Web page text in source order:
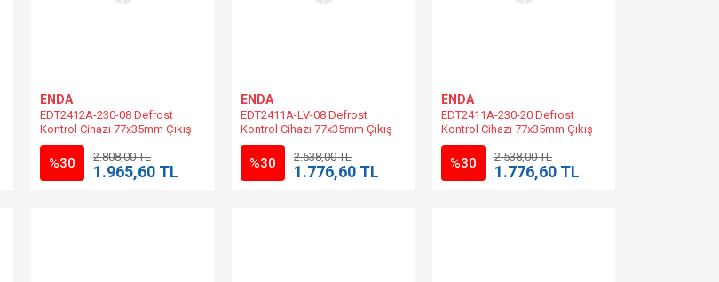
ENDA
EDT2412A-230-08 Defrost
Kontrol Cihazı 77x35mm Çıkış
Kontağı/8A 230V AC +%10 -%20
50/60Hz | EDT2412A-230-R
Muadili.
%30 2.808,00 TL
1.965,60 TL
ENDA
EDT2411A-LV-08 Defrost
Kontrol Cihazı 77x35mm Çıkış
Kontağı/8A 10-30V DC/8-24V AC
| EDT2411A-SM-R Muadili.
%30 2.538,00 TL
1.776,60 TL
ENDA
EDT2411A-230-20 Defrost
Kontrol Cihazı 77x35mm Çıkış
Kontağı/20A 230V AC +%10 -
%20 50/60Hz | EDT2411A-230-P
Muadili.
%30 2.538,00 TL
1.776,60 TL